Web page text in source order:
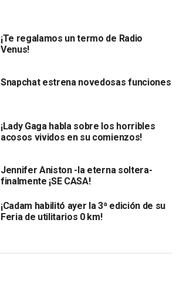
¡Te regalamos un termo de Radio
Venus!
Snapchat estrena novedosas funciones
¡Lady Gaga habla sobre los horribles
acosos vividos en su comienzos!
Jennifer Aniston -la eterna soltera-
finalmente ¡SE CASA!
¡Cadam habilitó ayer la 3ª edición de su
Feria de utilitarios 0 km!